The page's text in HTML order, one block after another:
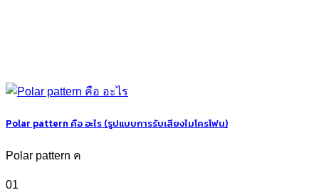
Polar pattern คือ อะไร (รูปแบบการรับเสียงไมโครโฟน)
Polar pattern ค
01